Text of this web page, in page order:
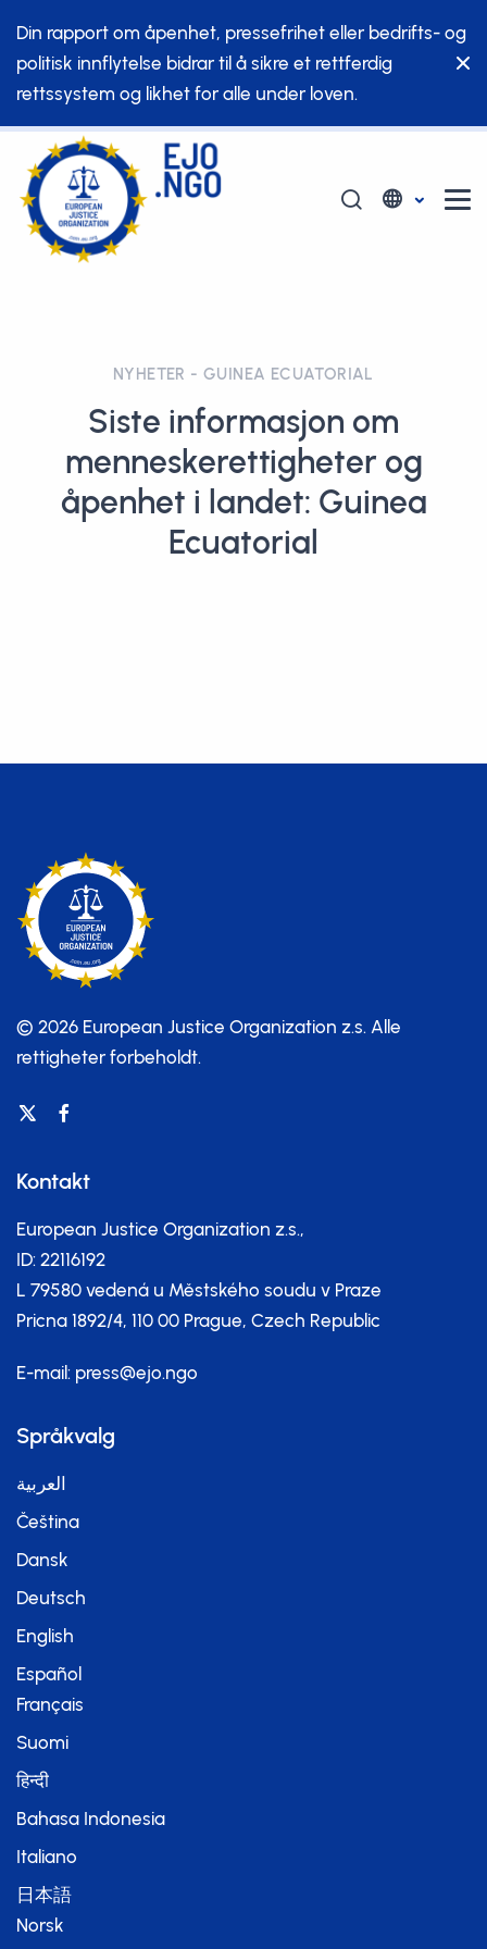
Din rapport om åpenhet, pressefrihet eller bedrifts- og
politisk innflytelse bidrar til å sikre et rettferdig
rettssystem og likhet for alle under loven.
NYHETER - GUINEA ECUATORIAL
Siste informasjon om
menneskerettigheter og
åpenhet i landet: Guinea
Ecuatorial
© 2026 European Justice Organization z.s. Alle
rettigheter forbeholdt.
Kontakt
European Justice Organization z.s.,
ID: 22116192
L 79580 vedená u Městského soudu v Praze
Pricna 1892/4, 110 00 Prague, Czech Republic
E-mail: press@ejo.ngo
Språkvalg
العربية
Čeština
Dansk
Deutsch
English
Español
Français
Suomi
हिन्दी
Bahasa Indonesia
Italiano
日本語
Norsk